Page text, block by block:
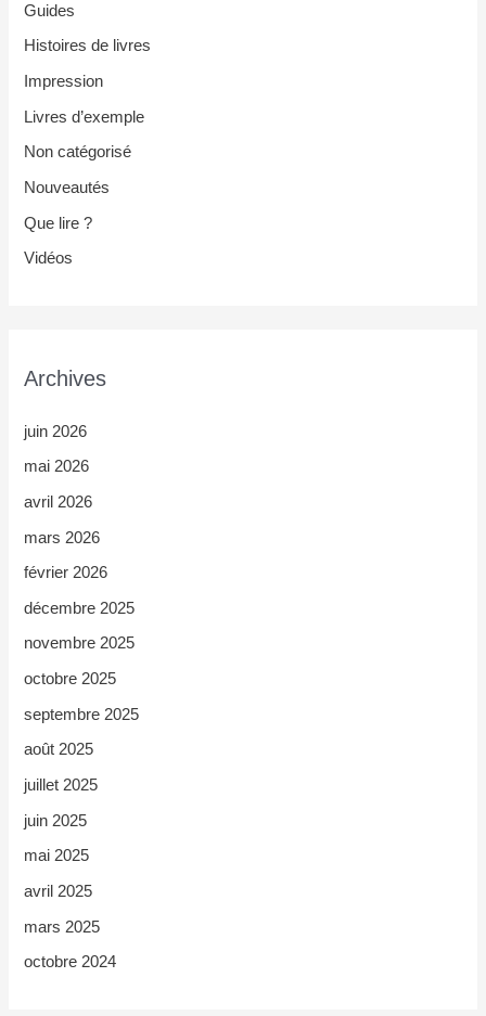
Guides
Histoires de livres
Impression
Livres d’exemple
Non catégorisé
Nouveautés
Que lire ?
Vidéos
Archives
juin 2026
mai 2026
avril 2026
mars 2026
février 2026
décembre 2025
novembre 2025
octobre 2025
septembre 2025
août 2025
juillet 2025
juin 2025
mai 2025
avril 2025
mars 2025
octobre 2024